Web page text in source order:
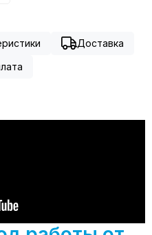
Доставка